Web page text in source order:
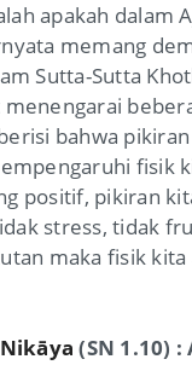
apakah dalam
memang
Sutta-Sutta
bahwa
fisik
positif, pikiran
stress, tidak
maka fisik
(SN 1.10) :